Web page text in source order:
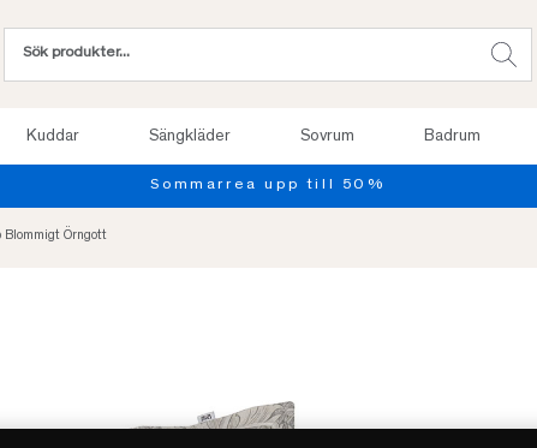
Kuddar Sängkläder Sovrum Badrum
Blommigt Örngott